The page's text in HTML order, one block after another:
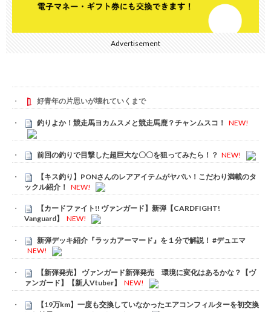
Advertisement
好青年の片思いが壊れていくまで
釣りよか！競走馬ヨカムスメと競走馬鹿？チャンムスコ！ NEW!
前回の釣りで目撃した超巨大な〇〇を狙ってみたら！？ NEW!
【キス釣り】PONさんのレアアイテムがヤバい！こだわり満載のタ
ックル紹介！
NEW!
【カードファイト!! ヴァンガード】新弾【CARDFIGHT!
Vanguard】
NEW!
新弾デッキ紹介『ラッカアーマード』を１分で解説！ #デュエマ
NEW!
【新弾発売】 ヴァンガード新弾発売 環境に変化はあるかな？【ヴ
ァンガード】【新人Vtuber】
NEW!
【19万km】一度も交換していなかったエアコンフィルターを初交換